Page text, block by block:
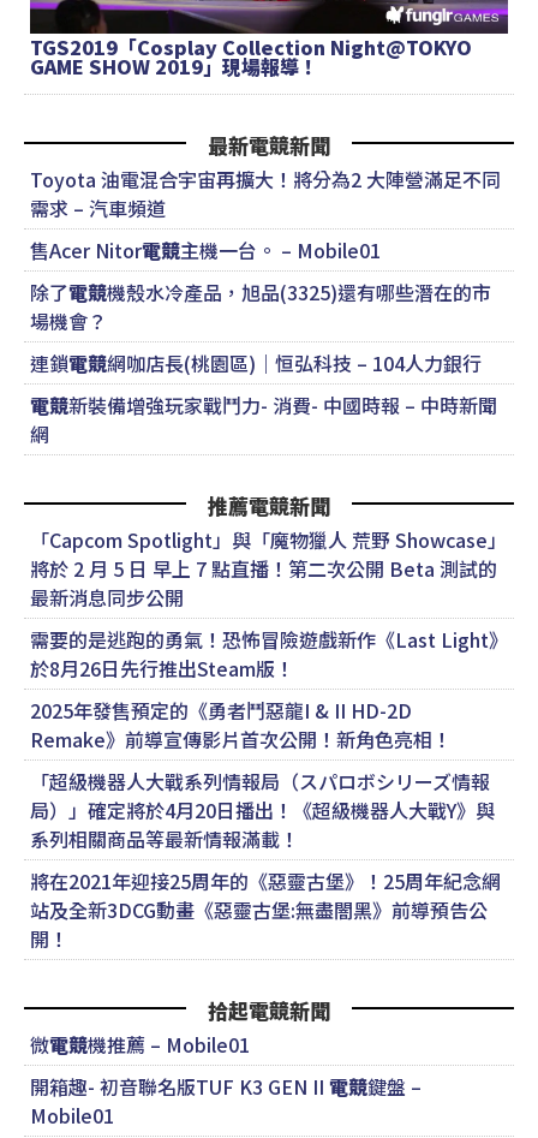
TGS2019「Cosplay Collection Night@TOKYO
GAME SHOW 2019」現場報導！
最新電競新聞
Toyota 油電混合宇宙再擴大！將分為2 大陣營滿足不同
需求 – 汽車頻道
售Acer Nitor電競主機一台。 – Mobile01
除了電競機殼水冷產品，旭品(3325)還有哪些潛在的市
場機會？
連鎖電競網咖店長(桃園區)｜恒弘科技 – 104人力銀行
電競新裝備增強玩家戰鬥力- 消費- 中國時報 – 中時新聞
網
推薦電競新聞
「Capcom Spotlight」與「魔物獵人 荒野 Showcase」
將於 2 月 5 日 早上 7 點直播！第二次公開 Beta 測試的
最新消息同步公開
需要的是逃跑的勇氣！恐怖冒險遊戲新作《Last Light》
於8月26日先行推出Steam版！
2025年發售預定的《勇者鬥惡龍I & II HD-2D
Remake》前導宣傳影片首次公開！新角色亮相！
「超級機器人大戰系列情報局（スパロボシリーズ情報
局）」確定將於4月20日播出！《超級機器人大戰Y》與
系列相關商品等最新情報滿載！
將在2021年迎接25周年的《惡靈古堡》！25周年紀念網
站及全新3DCG動畫《惡靈古堡:無盡闇黑》前導預告公
開！
拾起電競新聞
微電競機推薦 – Mobile01
開箱趣- 初音聯名版TUF K3 GEN II 電競鍵盤 –
Mobile01